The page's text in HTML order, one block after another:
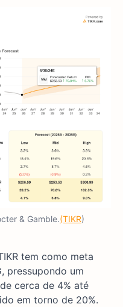
& Gamble.(TIKR)
tem como meta
pressupondo um
cerca de 4% até
em torno de 20%.